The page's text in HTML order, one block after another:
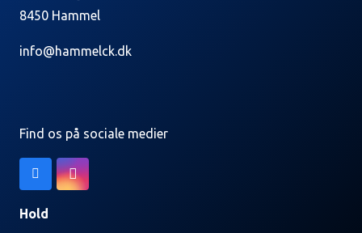
8450 Hammel
info@hammelck.dk
Find os på sociale medier
Hold